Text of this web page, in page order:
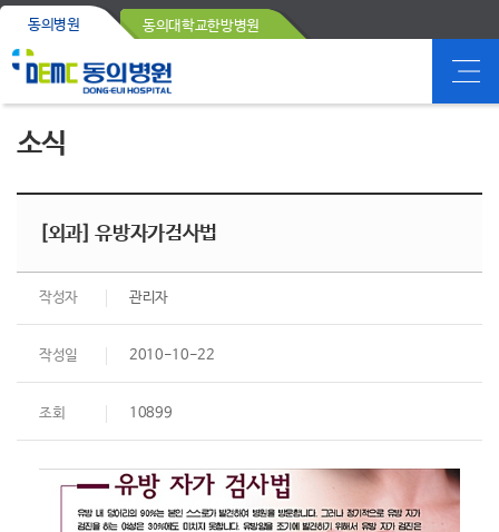
동의병원 동의대학교한방병원
소식
[외과] 유방자가검사법
작성자 관리자
작성일 2010-10-22
조회 10899